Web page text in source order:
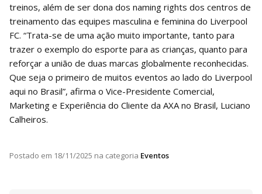
treinos, além de ser dona dos naming rights dos centros de
treinamento das equipes masculina e feminina do Liverpool
FC. “Trata-se de uma ação muito importante, tanto para
trazer o exemplo do esporte para as crianças, quanto para
reforçar a união de duas marcas globalmente reconhecidas.
Que seja o primeiro de muitos eventos ao lado do Liverpool
aqui no Brasil”, afirma o Vice-Presidente Comercial,
Marketing e Experiência do Cliente da AXA no Brasil, Luciano
Calheiros.
Postado em 18/11/2025 na categoria Eventos